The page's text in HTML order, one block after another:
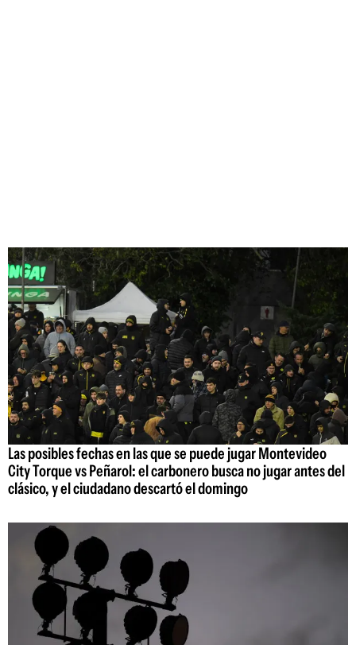
Las posibles fechas en las que se puede jugar Montevideo
City Torque vs Peñarol: el carbonero busca no jugar antes del
clásico, y el ciudadano descartó el domingo